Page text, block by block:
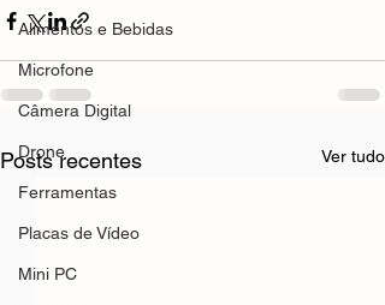
Alimentos e Bebidas
Microfone
Câmera Digital
Drone
Ferramentas
Placas de Vídeo
Mini PC
Posts recentes Ver tudo